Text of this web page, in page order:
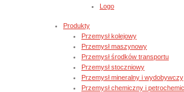
Logo
Produkty
Przemysł kolejowy
Przemysł maszynowy
Przemysł środków transportu
Przemysł stoczniowy
Przemysł mineralny i wydobywczy
Przemysł chemiczny i